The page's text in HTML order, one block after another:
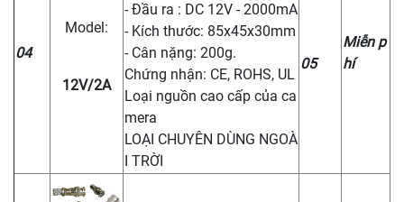
04
Model:
12V/2A
- Đầu ra : DC 12V - 2000mA
- Kích thước: 85x45x30mm
- Cân nặng: 200g.
Chứng nhận: CE, ROHS, UL
Loại nguồn cao cấp của ca
mera
LOẠI CHUYÊN DÙNG NGOÀ
I TRỜI
05
Miễn p
hí